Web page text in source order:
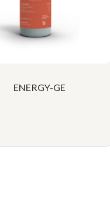
ENERGY-GE